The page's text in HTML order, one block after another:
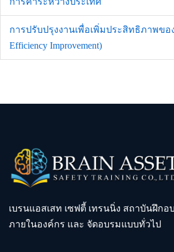
การปรับปรุงงานเพื่อเพิ่มประสิทธิภาพขอ
Efficiency Improvement)
เบรนแอสเสท เซฟตี้ เทรนนิ่ง สถาบันฝึก
ภายในองค์กร และ จัดอบรมแบบทั่วไป